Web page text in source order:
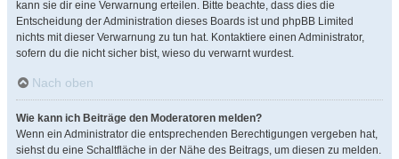
kann sie dir eine Verwarnung erteilen. Bitte beachte, dass dies die
Entscheidung der Administration dieses Boards ist und phpBB Limited
nichts mit dieser Verwarnung zu tun hat. Kontaktiere einen Administrator,
sofern du die nicht sicher bist, wieso du verwarnt wurdest.
Nach oben
Wie kann ich Beiträge den Moderatoren melden?
Wenn ein Administrator die entsprechenden Berechtigungen vergeben hat,
siehst du eine Schaltfläche in der Nähe des Beitrags, um diesen zu melden.